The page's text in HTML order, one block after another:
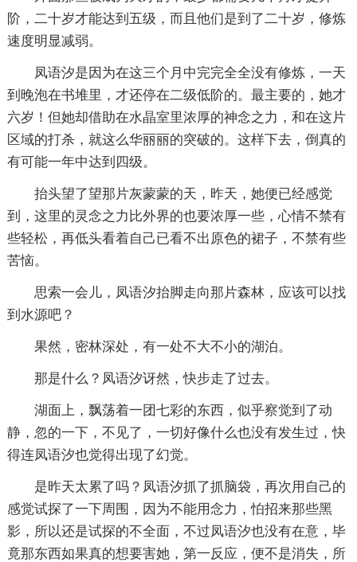
阶，二十岁才能达到五级，而且他们是到了二十岁，修炼
速度明显减弱。
凤语汐是因为在这三个月中完完全全没有修炼，一天
到晚泡在书堆里，才还停在二级低阶的。最主要的，她才
六岁！但她却借助在水晶室里浓厚的神念之力，和在这片
区域的打杀，就这么华丽丽的突破的。这样下去，倒真的
有可能一年中达到四级。
抬头望了望那片灰蒙蒙的天，昨天，她便已经感觉
到，这里的灵念之力比外界的也要浓厚一些，心情不禁有
些轻松，再低头看着自己已看不出原色的裙子，不禁有些
苦恼。
思索一会儿，凤语汐抬脚走向那片森林，应该可以找
到水源吧？
果然，密林深处，有一处不大不小的湖泊。
那是什么？凤语汐讶然，快步走了过去。
湖面上，飘荡着一团七彩的东西，似乎察觉到了动
静，忽的一下，不见了，一切好像什么也没有发生过，快
得连凤语汐也觉得出现了幻觉。
是昨天太累了吗？凤语汐抓了抓脑袋，再次用自己的
感觉试探了一下周围，因为不能用念力，怕招来那些黑
影，所以还是试探的不全面，不过凤语汐也没有在意，毕
竟那东西如果真的想要害她，第一反应，便不是消失，所